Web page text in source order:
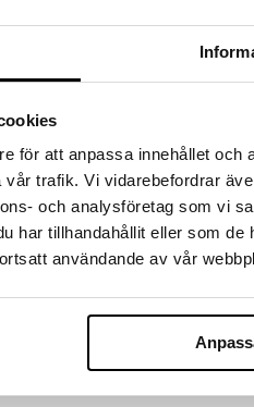
för att anpassa innehållet
trafik. Vi vidarebefordrar
och analysföretag som vi
har tillhandahållit eller som
användande av vår
lösa, levande looks. Applicera i
extra volym och kontroll, innan
Aerosolfri.
Unit 2, M3 Trade Park, Manor Way,
Matters: 231, rue Saint-Honoré
look eller föntorka för extra volym.